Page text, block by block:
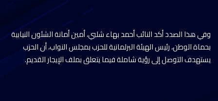
وفي هذا الصدد أكد النائب أحمد بهاء شلبي، أمين أمانة الشئون النيابية
بحماة الوطن، رئيس الهيئة البرلمانية للحزب بمجلس النواب، أن الحزب
يستهدف التوصل إلى رؤية شاملة فيما يتعلق بملف الإيجار القديم.